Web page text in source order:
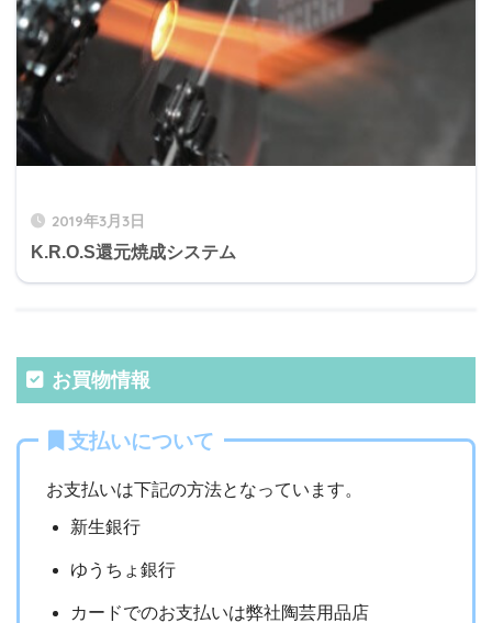
2019年3月3日
K.R.O.S還元焼成システム
お買物情報
支払いについて
お支払いは下記の方法となっています。
新生銀行
ゆうちょ銀行
カードでのお支払いは弊社陶芸用品店